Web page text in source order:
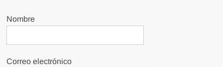
Nombre
Correo electrónico